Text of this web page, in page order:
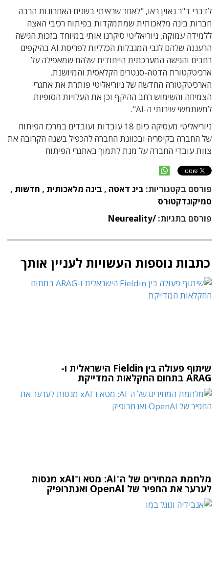
לדברי ד"ר נאוין ראו, "לאחר שראיתי בשנים האחרונות הרבה
חברות בינה מלאכותית שמתמקדות בפיתוח רכיבי האצה
ללמידה עמוקה, ניוריאליטי סיקרנו אותי במיוחד בזכות הגישה
הרעננה שלהם לגבי המגבלות הכלליות לפריסת AI בהיקפים
רחבים והגישה המערכתית הייחודית שלהם שמאפילה על
ארכיטקטורת הדטה-סנטרים הקלאסית והמיושנת.
הארכיטקטורה החדשה של ניוריאליטי פותרת את אתגרי
הצמיחה והשימוש רחב ההיקף וכן את העלויות הסופיות
למשתמשי שירותי ה-AI".
ניוריאליטי מעסיקה כיום 18 עובדות ועובדים במרכז הפיתוח
של החברה בקיסריה ובכוונת החברה להכפיל בשנה הקרובה את
צוות עובדי החברה על מנת לתמוך באתגרי הפיתוח
פורסם בקטגוריות: ביג דאטה , בינה מלאכותית , חדשות ,
סמיקונדקטורס
פורסם בתגיות: /Neureality
כתבות נוספות העשויות לעניין אותך
שיתוף פעולה בין Fieldin הישראלית ו-
ARAG בתחום החקלאות המדייקת
מלחמת המחירים של ה־AI: מטא ו־xAI מנסות
לערער את החפיר של OpenAI ואנתרופיק